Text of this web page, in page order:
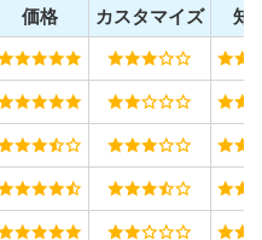
価格 カスタマイズ 知